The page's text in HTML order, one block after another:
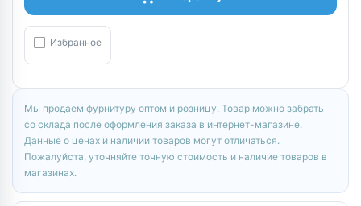
Избранное
Мы продаем фурнитуру оптом и розницу. Товар можно забрать
со склада после оформления заказа в интернет-магазине.
Данные о ценах и наличии товаров могут отличаться.
Пожалуйста, уточняйте точную стоимость и наличие товаров в
магазинах.